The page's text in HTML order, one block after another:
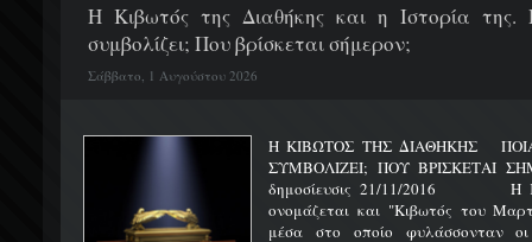
H Κιβωτός της Διαθήκης και η Ιστορία της.
συμβολίζει; Που βρίσκεται σήμερον;
Σάββατο, 1 Αυγούστου 2026
Η ΚΙΒΩΤΟΣ ΤΗΣ ΔΙΑΘΗΚΗΣ
ΣΥΜΒΟΛΙΖΕΙ; ΠΟΥ
δημοσίευσις 21/11/2016 Η
ονομάζεται και "Κιβωτός του
μέσα στο οποίο φυλάσσονταν